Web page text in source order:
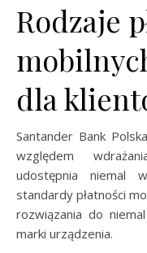
Rodzaje
dla
Santander Bank
względem
udostępnia niemal
standardy płatności
rozwiązania do
marki urządzenia.